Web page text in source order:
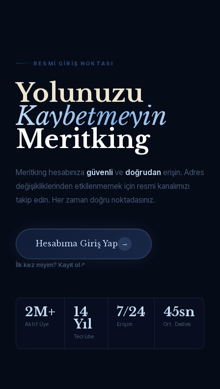
RESMI GIRIŞ NOKTASI
Yolunuzu
Kaybetmeyin
Meritking
Meritking hesabınıza güvenli ve doğrudan erişin. Adres
değişikliklerinden etkilenmemek için resmi kanalımızı
takip edin. Her zaman doğru noktadasınız.
Hesabıma Giriş Yap →
İlk kez miyim? Kayıt ol
2M+
Aktif Üye
14
Yıl
Tecrübe
7/24
Erişim
45sn
Ort. Destek